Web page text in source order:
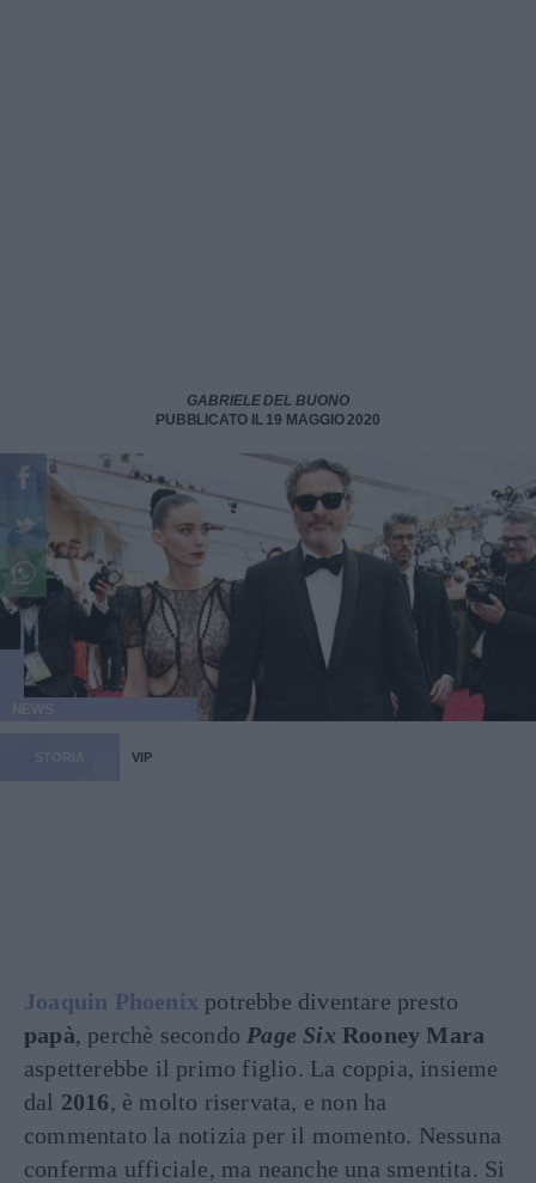
GABRIELE DEL BUONO
PUBBLICATO IL 19 MAGGIO 2020
VIP
Joaquin Phoenix potrebbe diventare presto
papà, perchè secondo Page Six Rooney Mara
aspetterebbe il primo figlio. La coppia, insieme
dal 2016, è molto riservata, e non ha
commentato la notizia per il momento. Nessuna
conferma ufficiale, ma neanche una smentita. Si